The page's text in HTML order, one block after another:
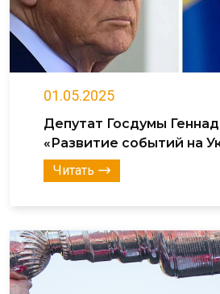
01.05.2025
Депутат Госдумы
«Развитие событий на
Читать